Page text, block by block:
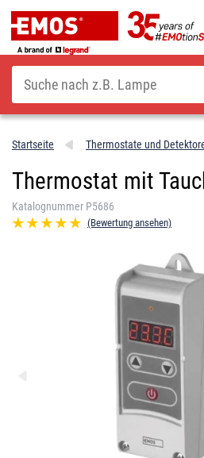
Suche
Startseite Thermostate und
Thermostat mit
Katalognummer P5686
(Bewertung ansehen)